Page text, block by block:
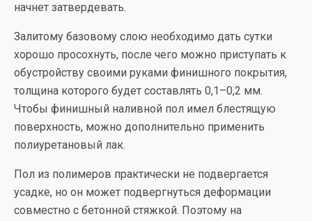
начнет затвердевать.
Залитому базовому слою необходимо дать сутки
хорошо просохнуть, после чего можно приступать к
обустройству своими руками финишного покрытия,
толщина которого будет составлять 0,1–0,2 мм.
Чтобы финишный наливной пол имел блестящую
поверхность, можно дополнительно применить
полиуретановый лак.
Пол из полимеров практически не подвергается
усадке, но он может подвергнуться деформации
совместно с бетонной стяжкой. Поэтому на